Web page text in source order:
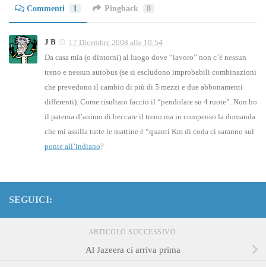
Commenti 1 Pingback 0
J B
17 Dicembre 2008 alle 10:54
Da casa mia (o dintorni) al luogo dove “lavoro” non c’è nessun
treno e nessun autobus (se si escludono improbabili combinazioni
che prevedono il cambio di più di 5 mezzi e due abbonamenti
differenti). Come risultato faccio il “pendolare su 4 ruote”. Non ho
il patema d’animo di beccare il treno ma in compenso la domanda
che mi assilla tutte le mattine è “quanti Km di coda ci saranno sul
ponte all’indiano?
SEGUICI:
ARTICOLO SUCCESSIVO
Al Jazeera ci arriva prima